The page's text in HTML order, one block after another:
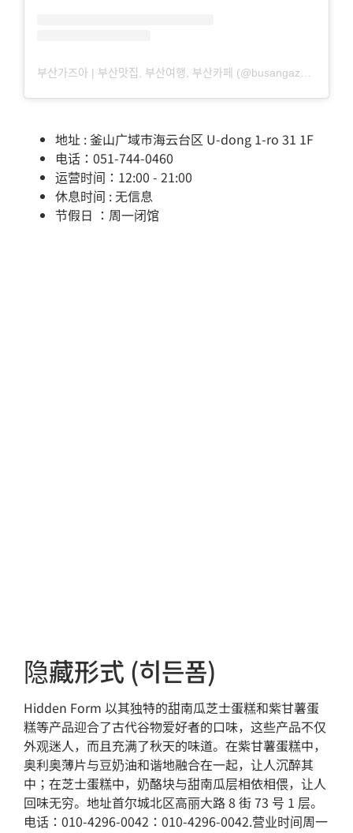
부산가즈아 | 부산맛집, 부산여행, 부산카페 (@busangazua) 分享的帖子
地址 : 釜山广域市海云台区 U-dong 1-ro 31 1F
电话：051-744-0460
运营时间：12:00 - 21:00
休息时间 : 无信息
节假日 ：周一闭馆
隐藏形式 (히든폼)
Hidden Form 以其独特的甜南瓜芝士蛋糕和紫甘薯蛋
糕等产品迎合了古代谷物爱好者的口味，这些产品不仅
外观迷人，而且充满了秋天的味道。在紫甘薯蛋糕中，
奥利奥薄片与豆奶油和谐地融合在一起，让人沉醉其
中；在芝士蛋糕中，奶酪块与甜南瓜层相依相偎，让人
回味无穷。地址首尔城北区高丽大路 8 街 73 号 1 层。
电话：010-4296-0042：010-4296-0042.营业时间周一